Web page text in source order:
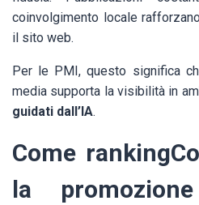
coinvolgimento locale
il sito web.
Per le PMI, questo significa
media supporta la visibilità in
guidati dall’IA.
Come
la